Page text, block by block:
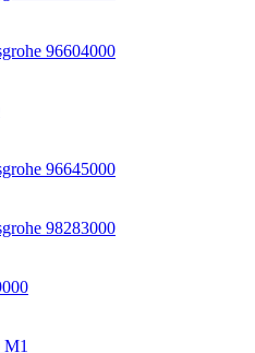
96604000
96645000
98283000
М1